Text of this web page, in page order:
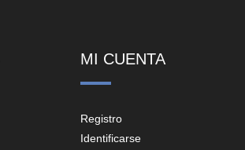
MI CUENTA
Registro
Identificarse